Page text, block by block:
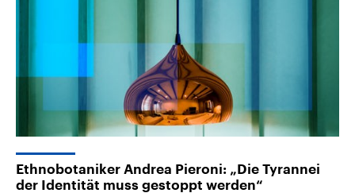
Ethnobotaniker Andrea Pieroni: „Die Tyrannei
der Identität muss gestoppt werden“